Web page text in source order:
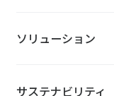
ソリューション
サステナビリティ